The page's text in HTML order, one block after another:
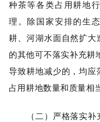
种茶等各类占用耕地
理。除国家安排的生
耕、河湖水面自然扩大
的其他可不落实补充耕
导致耕地减少的，均
占用耕地数量和质量相
（二）严格落实补